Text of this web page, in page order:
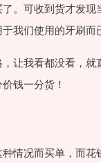
。可收到货才发现
我们使用的牙刷而
让我看都没看，就
钱一分货！
情况而买单，而花